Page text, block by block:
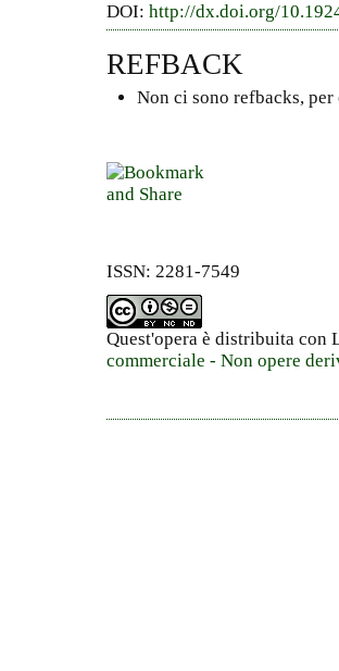
DOI: http://dx.doi.org/
REFBACK
Non ci sono refbacks, per
ISSN: 2281-7549
Quest'opera è distribuita con
commerciale - Non opere